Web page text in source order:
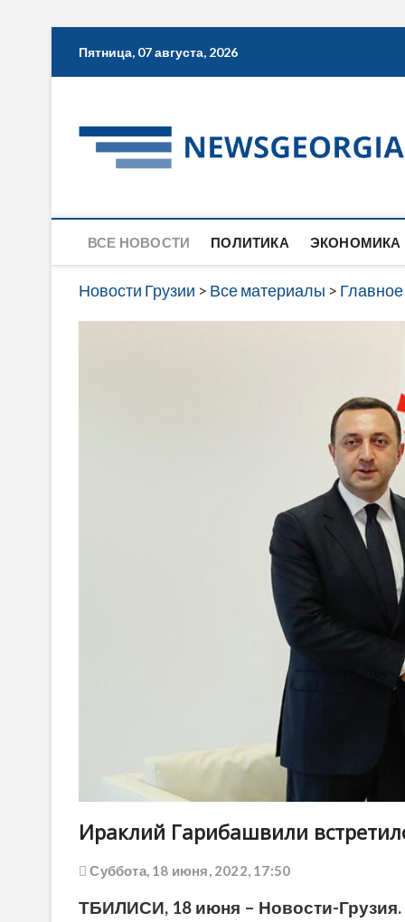
Пятница, 07 августа, 2026
ВСЕ НОВОСТИ ПОЛИТИКА ЭКОНОМИКА
Новости Грузии > Все материалы > Главное
Ираклий Гарибашвили
Суббота, 18 июня, 2022, 17:50
ТБИЛИСИ, 18 июня – Новости-Грузия.